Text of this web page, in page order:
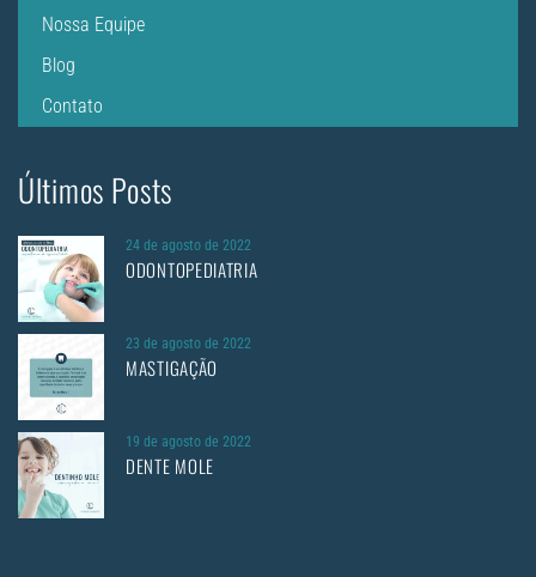
Nossa Equipe
Blog
Contato
Últimos Posts
24 de agosto de 2022
ODONTOPEDIATRIA
23 de agosto de 2022
MASTIGAÇÃO
19 de agosto de 2022
DENTE MOLE